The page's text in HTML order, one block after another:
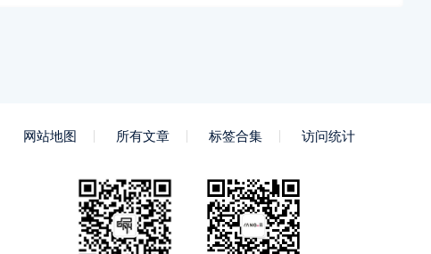
网站地图 所有文章 标签合集 访问统计